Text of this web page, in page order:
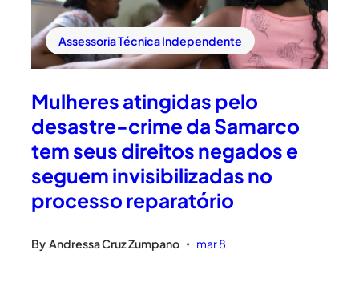
Assessoria Técnica Independente
Mulheres atingidas pelo
desastre-crime da Samarco
tem seus direitos negados e
seguem invisibilizadas no
processo reparatório
By Andressa Cruz Zumpano • mar 8